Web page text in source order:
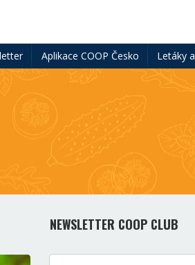
Aplikace COOP Česko Letáky
NEWSLETTER COOP CLUB